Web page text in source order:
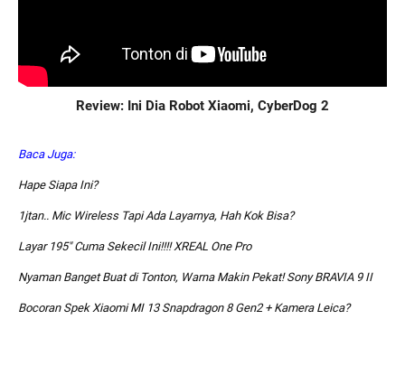
Review: Ini Dia Robot Xiaomi, CyberDog 2
Baca Juga:
Hape Siapa Ini?
1jtan.. Mic Wireless Tapi Ada Layarnya, Hah Kok Bisa?
Layar 195″ Cuma Sekecil Ini!!!! XREAL One Pro
Nyaman Banget Buat di Tonton, Warna Makin Pekat! Sony BRAVIA 9 II
Bocoran Spek Xiaomi MI 13 Snapdragon 8 Gen2 + Kamera Leica?